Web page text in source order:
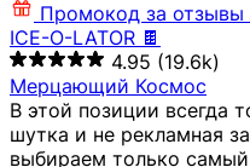
Промокод за отзывы
ICE-O-LATOR 🍫
4.95 (19.6k)
Мерцающий Космос
В этой позиции всегда
шутка и не рекламная
выбираем только